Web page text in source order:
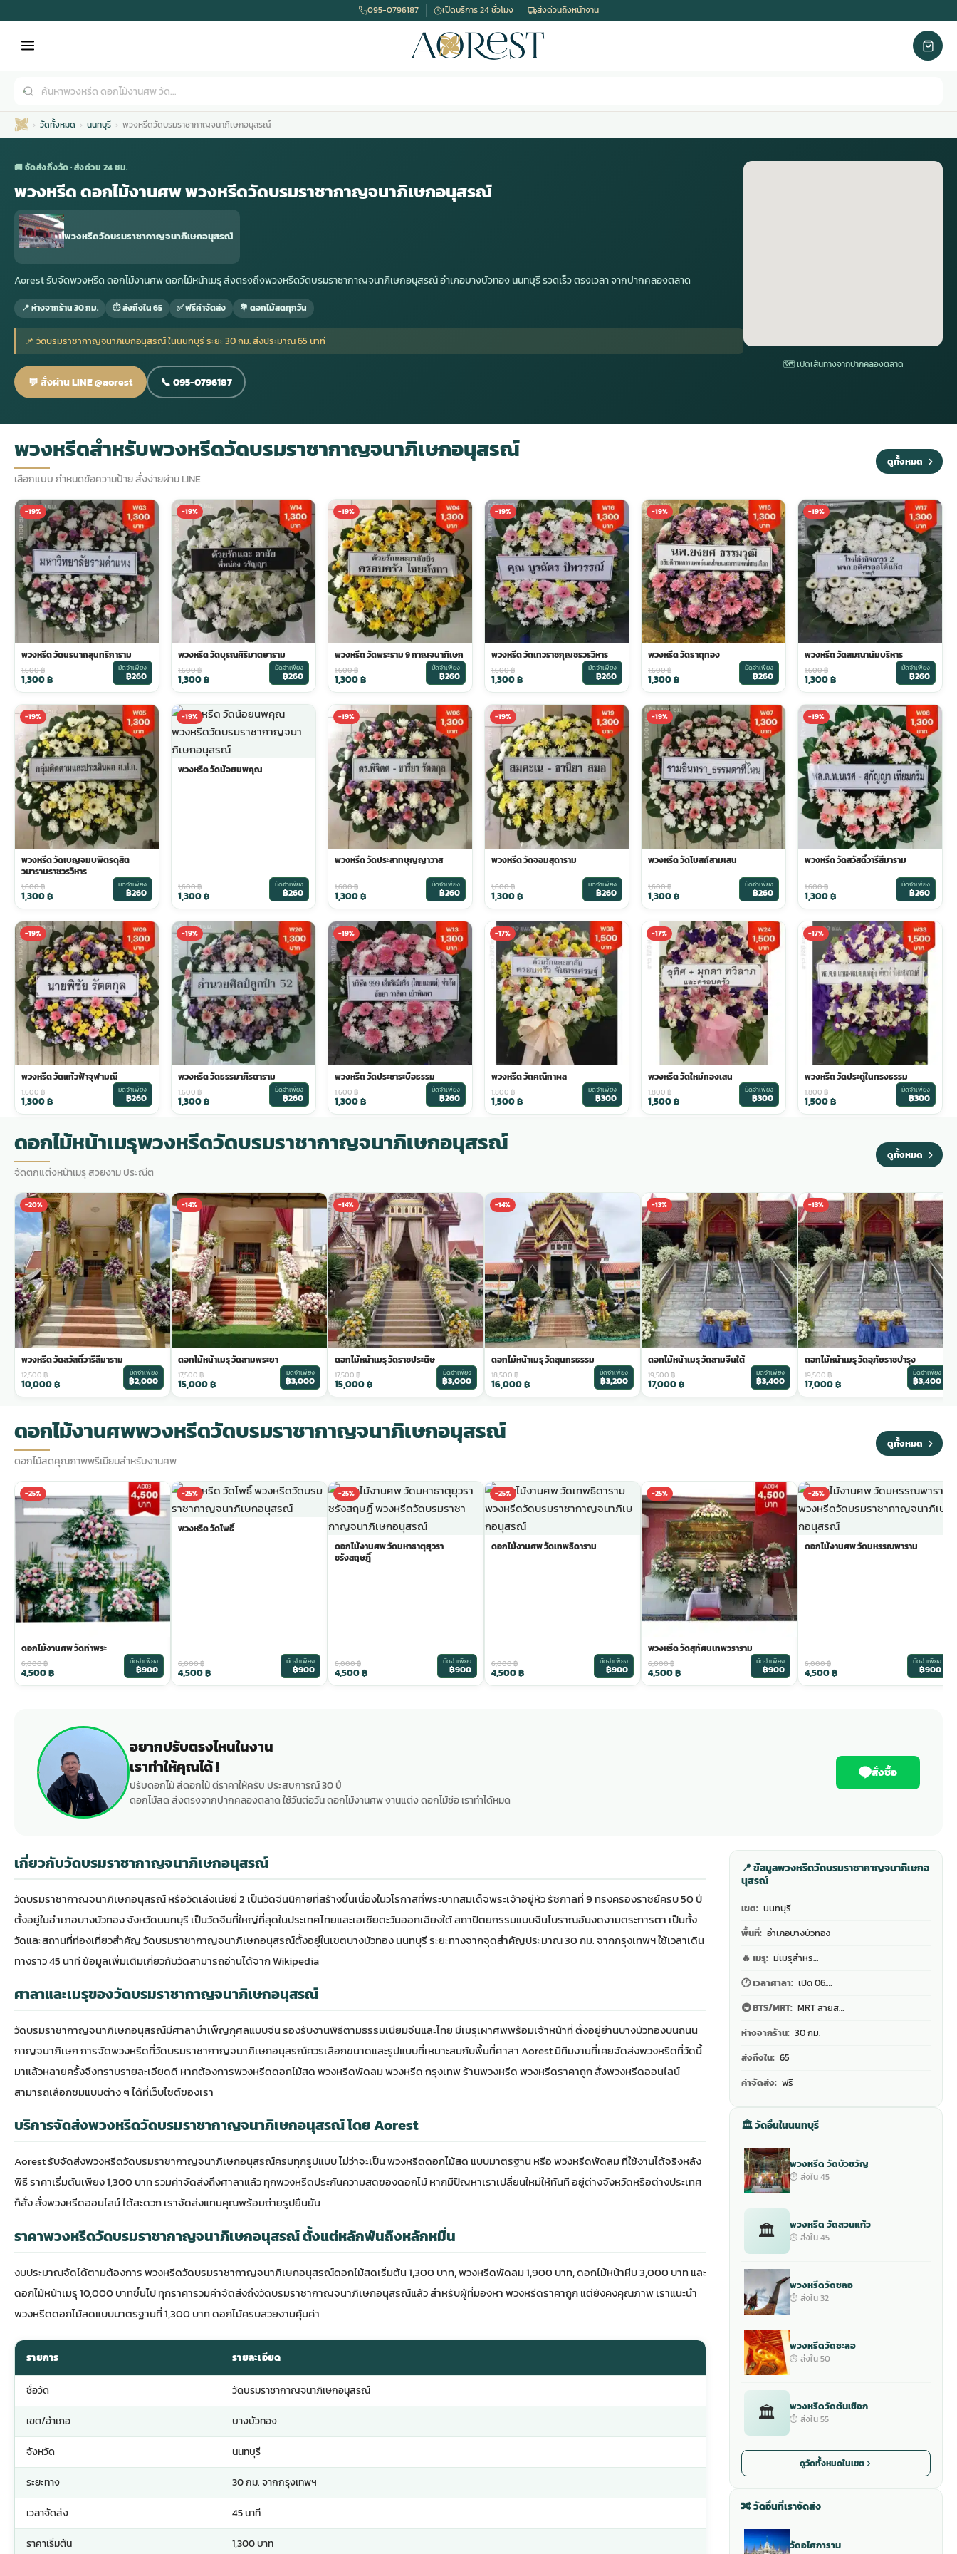
ดอกไม้หน้าศพ
ดอกไม้จัดงานศพ
จัดดอกไม้หน้าศพ
ดอกไม้หน้าหีบ
ดอกไม้หน้างานศพ
ดอกไม้หน้าโลง
จัดดอกไม้หน้าโลง
ดอกไม้ศพ
ดอกไม้งานศพ ส่งด่วน
ดอกไม้งานศพ กรุงเทพ
ดอกไม้งานศพ ปากคลองตลาด
ร้านดอกไม้งานศพ ใกล้ฉัน
ดอกไม้งานศพ ราคาถูก
จัดดอกไม้งานศพ ราคา
ดอกไม้งานศพ ส่งฟรี
ดอกไม้งานศพ ออนไลน์
พวงดอกไม้งานศพ
tpdecorate ปูพื้น
พวงหรีด กรุงเทพ
พวงหรีดราคา
สั่งพวงหรีด
ร้านพวงหรีด
ดอกไม้พวงหรีด
พวงหรีดปทุม
พวงหรีด ปากคลองตลาด
พวงหรีดราคาถูก
พวงหรีดดอกไม้สด
พวงหรีดดอกไม้สด ราคาถูก
สั่งพวงหรีด ออนไลน์
ส่งพวงหรีด ด่วน กรุงเทพ
ร้านพวงหรีด กรุงเทพ ส่งฟรี
พวงหรีด ปากคลองตลาด ราคา
พวงหรีด ส่งด่วน วันนี้
น้าเมรุ
มรุสีขาว
ไม้หน้าเมรุ
กไม้หน้าเมรุ
น้าเมรุ ราคา
ม้หน้าเมรุ
มรุ ราคาถูก
ม้หน้าเมรุ
ระดับเมรุ
มรุ ออนไลน์
มรุ ส่งด่วน
น้าเมรุ กรุงเทพ
ไม้งานแต่ง
ไม้งานแต่ง ราคา
ไม้งานแต่ง ราคาถูก
ไม้งานแต่ง กรุงเทพ
อกไม้งานแต่ง
ดอกไม้งานแต่ง
พวงหรีดพัดลม
พวงหรีดพัดลม ราคา
พวงหรีดพัดลม ราคาถูก
พวงหรีดพัดลม กรุงเทพ
พวงหรีดพัดลม ส่งด่วน
สั่งพวงหรีดพัดลม
พวงหรีดพัดลม ปากคลองตลาด
พวงหรีดพัดลม แบบสวยๆ
รับจัดงานศพ
รับจัดงานศพ ราคา
รับจัดงานศพ ครบวงจร
รับจัดงานศพ กรุงเทพ
แพ็คเกจจัดงานศพ
ค่าใช้จ่ายจัดงานศพ
ขั้นตอนจัดงานศพ
จัดงานศพ ราคาถูก
095-0796187 เปิดบริการ 24 ชั่วโมง ส่งด่วนถึงหน้างาน
วัดทั้งหมด นนทบุรี พวงหรีดวัดบรมราชากาญจนาภิเษกอนุสรณ์
🚚 จัดส่งถึงวัด · ส่งด่วน 24 ชม.
พวงหรีด ดอกไม้งานศพ พวงหรีดวัดบรมราชากาญจนาภิเษกอนุสรณ์
พวงหรีดวัดบรมราชากาญจนาภิเษกอนุสรณ์
Aorest รับจัดพวงหรีด ดอกไม้งานศพ ดอกไม้หน้าเมรุ ส่งตรงถึงพวงหรีดวัดบรมราชากาญจนาภิเษกอนุสรณ์ อำเภอบางบัวทอง นนทบุรี รวดเร็ว ตรงเวลา จากปากคลองตลาด
📍 ห่างจากร้าน 30 กม. ⏱ ส่งถึงใน 65 ✅ ฟรีค่าจัดส่ง 💐 ดอกไม้สดทุกวัน
📌 วัดบรมราชากาญจนาภิเษกอนุสรณ์ ในนนทบุรี ระยะ 30 กม. ส่งประมาณ 65 นาที
💬 สั่งผ่าน LINE @aorest 📞 095-0796187
🗺 เปิดเส้นทางจากปากคลองตลาด
พวงหรีดสำหรับพวงหรีดวัดบรมราชากาญจนาภิเษกอนุสรณ์
เลือกแบบ กำหนดข้อความป้าย สั่งง่ายผ่าน LINE
ดูทั้งหมด
-19%
พวงหรีด วัดนรนาถสุนทริการาม
1,600฿
1,300฿
มัดจำเพียง
฿260
-19%
พวงหรีด วัดบุรณศิริมาตยาราม
1,600฿
1,300฿
มัดจำเพียง
฿260
-19%
พวงหรีด วัดพระราม 9 กาญจนาภิเษก
1,600฿
1,300฿
มัดจำเพียง
฿260
-19%
พวงหรีด วัดเทวราชกุญชรวรวิหาร
1,600฿
1,300฿
มัดจำเพียง
฿260
-19%
พวงหรีด วัดธาตุทอง
1,600฿
1,300฿
มัดจำเพียง
฿260
-19%
พวงหรีด วัดสมณานัมบริหาร
1,600฿
1,300฿
มัดจำเพียง
฿260
-19%
พวงหรีด วัดเบญจมบพิตรดุสิต
วนารามราชวรวิหาร
1,600฿
1,300฿
มัดจำเพียง
฿260
-19%
พวงหรีด วัดน้อยนพคุณ
1,600฿
1,300฿
มัดจำเพียง
฿260
-19%
พวงหรีด วัดประสาทบุญญาวาส
1,600฿
1,300฿
มัดจำเพียง
฿260
-19%
พวงหรีด วัดจอมสุดาราม
1,600฿
1,300฿
มัดจำเพียง
฿260
-19%
พวงหรีด วัดโบสถ์สามเสน
1,600฿
1,300฿
มัดจำเพียง
฿260
-19%
พวงหรีด วัดสวัสดิ์วารีสีมาราม
1,600฿
1,300฿
มัดจำเพียง
฿260
-19%
พวงหรีด วัดแก้วฟ้าจุฬามณี
1,600฿
1,300฿
มัดจำเพียง
฿260
-19%
พวงหรีด วัดธรรมาภิรตาราม
1,600฿
1,300฿
มัดจำเพียง
฿260
-19%
พวงหรีด วัดประชาระบือธรรม
1,600฿
1,300฿
มัดจำเพียง
฿260
-17%
พวงหรีด วัดคณิกาผล
1,800฿
1,500฿
มัดจำเพียง
฿300
-17%
พวงหรีด วัดใหม่ทองเสน
1,800฿
1,500฿
มัดจำเพียง
฿300
-17%
พวงหรีด วัดประดู่ในทรงธรรม
1,800฿
1,500฿
มัดจำเพียง
฿300
ดอกไม้หน้าเมรุพวงหรีดวัดบรมราชากาญจนาภิเษกอนุสรณ์
จัดตกแต่งหน้าเมรุ สวยงาม ประณีต
ดูทั้งหมด
-20%
พวงหรีด วัดสวัสดิ์วารีสีมาราม
12,500฿
10,000฿
มัดจำเพียง
฿2,000
-14%
ดอกไม้หน้าเมรุ วัดสามพระยา
17,500฿
15,000฿
มัดจำเพียง
฿3,000
-14%
ดอกไม้หน้าเมรุ วัดราชประดิษ
17,500฿
15,000฿
มัดจำเพียง
฿3,000
-14%
ดอกไม้หน้าเมรุ วัดสุนทรธรรม
18,500฿
16,000฿
มัดจำเพียง
฿3,200
-13%
ดอกไม้หน้าเมรุ วัดสามจีนใต้
19,500฿
17,000฿
มัดจำเพียง
฿3,400
-13%
ดอกไม้หน้าเมรุ วัดอุภัยราชบำรุง
19,500฿
17,000฿
มัดจำเพียง
฿3,400
ดอกไม้งานศพพวงหรีดวัดบรมราชากาญจนาภิเษกอนุสรณ์
ดอกไม้สดคุณภาพพรีเมียมสำหรับงานศพ
ดูทั้งหมด
-25%
ดอกไม้งานศพ วัดท่าพระ
6,000฿
4,500฿
มัดจำเพียง
฿900
-25%
พวงหรีด วัดโพธิ์
6,000฿
4,500฿
มัดจำเพียง
฿900
-25%
ดอกไม้งานศพ วัดมหาธาตุยุวรา
ชรังสฤษฎิ์
6,000฿
4,500฿
มัดจำเพียง
฿900
-25%
ดอกไม้งานศพ วัดเทพธิดาราม
6,000฿
4,500฿
มัดจำเพียง
฿900
-25%
พวงหรีด วัดสุทัศนเทพวราราม
6,000฿
4,500฿
มัดจำเพียง
฿900
-25%
ดอกไม้งานศพ วัดมหรรณพาราม
6,000฿
4,500฿
มัดจำเพียง
฿900
อยากปรับตรงไหนในงาน
เราทำให้คุณได้ !
ปรับดอกไม้ สีดอกไม้ ตีราคาให้ครับ ประสบการณ์ 30 ปี
ดอกไม้สด ส่งตรงจากปากคลองตลาด ใช้วันต่อวัน ดอกไม้งานศพ งานแต่ง ดอกไม้ช่อ เราทำได้หมด
สั่งซื้อ
เกี่ยวกับวัดบรมราชากาญจนาภิเษกอนุสรณ์
วัดบรมราชากาญจนาภิเษกอนุสรณ์ หรือวัดเล่งเน่ยยี่ 2 เป็นวัดจีนนิกายที่สร้างขึ้นเนื่องในวโรกาสที่พระบาทสมเด็จพระเจ้าอยู่หัว รัชกาลที่ 9 ทรงครองราชย์ครบ 50 ปี
ตั้งอยู่ในอำเภอบางบัวทอง จังหวัดนนทบุรี เป็นวัดจีนที่ใหญ่ที่สุดในประเทศไทยและเอเชียตะวันออกเฉียงใต้ สถาปัตยกรรมแบบจีนโบราณอันงดงามตระการตา เป็นทั้ง
วัดและสถานที่ท่องเที่ยวสำคัญ วัดบรมราชากาญจนาภิเษกอนุสรณ์ตั้งอยู่ในเขตบางบัวทอง นนทบุรี ระยะทางจากจุดสำคัญประมาณ 30 กม. จากกรุงเทพฯ ใช้เวลาเดิน
ทางราว 45 นาที ข้อมูลเพิ่มเติมเกี่ยวกับวัดสามารถอ่านได้จากWikipedia
ศาลาและเมรุของวัดบรมราชากาญจนาภิเษกอนุสรณ์
วัดบรมราชากาญจนาภิเษกอนุสรณ์มีศาลาบำเพ็ญกุศลแบบจีน รองรับงานพิธีตามธรรมเนียมจีนและไทย มีเมรุเผาศพพร้อมเจ้าหน้าที่ ตั้งอยู่ย่านบางบัวทองบนถนน
กาญจนาภิเษก การจัดพวงหรีดที่วัดบรมราชากาญจนาภิเษกอนุสรณ์ควรเลือกขนาดและรูปแบบที่เหมาะสมกับพื้นที่ศาลา Aorest มีทีมงานที่เคยจัดส่งพวงหรีดที่วัดนี้
มาแล้วหลายครั้งจึงทราบรายละเอียดดี หากต้องการพวงหรีดดอกไม้สดพวงหรีดพัดลมพวงหรีด กรุงเทพร้านพวงหรีดพวงหรีดราคาถูกสั่งพวงหรีดออนไลน์
สามารถเลือกชมแบบต่าง ๆ ได้ที่เว็บไซต์ของเรา
บริการจัดส่งพวงหรีดวัดบรมราชากาญจนาภิเษกอนุสรณ์ โดย Aorest
Aorest รับจัดส่งพวงหรีดวัดบรมราชากาญจนาภิเษกอนุสรณ์ครบทุกรูปแบบ ไม่ว่าจะเป็นพวงหรีดดอกไม้สด แบบมาตรฐาน หรือพวงหรีดพัดลมที่ใช้งานได้จริงหลัง
พิธี ราคาเริ่มต้นเพียง 1,300 บาท รวมค่าจัดส่งถึงศาลาแล้ว ทุกพวงหรีดประกันความสดของดอกไม้ หากมีปัญหาเราเปลี่ยนใหม่ให้ทันที อยู่ต่างจังหวัดหรือต่างประเทศ
ก็สั่งสั่งพวงหรีดออนไลน์ได้สะดวก เราจัดส่งแทนคุณพร้อมถ่ายรูปยืนยัน
ราคาพวงหรีดวัดบรมราชากาญจนาภิเษกอนุสรณ์ ตั้งแต่หลักพันถึงหลักหมื่น
งบประมาณจัดได้ตามต้องการ พวงหรีดวัดบรมราชากาญจนาภิเษกอนุสรณ์ดอกไม้สดเริ่มต้น 1,300 บาท, พวงหรีดพัดลม 1,900 บาท, ดอกไม้หน้าหีบ 3,000 บาท และ
ดอกไม้หน้าเมรุ 10,000 บาทขึ้นไป ทุกราคารวมค่าจัดส่งถึงวัดบรมราชากาญจนาภิเษกอนุสรณ์แล้ว สำหรับผู้ที่มองหาพวงหรีดราคาถูกแต่ยังคงคุณภาพ เราแนะนำ
พวงหรีดดอกไม้สดแบบมาตรฐานที่ 1,300 บาท ดอกไม้ครบสวยงามคุ้มค่า
รายการ รายละเอียด
ชื่อวัด วัดบรมราชากาญจนาภิเษกอนุสรณ์
เขต/อำเภอ บางบัวทอง
จังหวัด นนทบุรี
ระยะทาง 30 กม. จากกรุงเทพฯ
เวลาจัดส่ง 45 นาที
ราคาเริ่มต้น 1,300 บาท
📍 ข้อมูลพวงหรีดวัดบรมราชากาญจนาภิเษกอ
นุสรณ์
เขต: นนทบุรี
พื้นที่: อำเภอบางบัวทอง
🔥 เมรุ: มีเมรุสำหร…
🕐 เวลาศาลา: เปิด 06.…
🚇 BTS/MRT: MRT สายส…
ห่างจากร้าน: 30 กม.
ส่งถึงใน: 65
ค่าจัดส่ง: ฟรี
🏛 วัดอื่นในนนทบุรี
พวงหรีด วัดบัวขวัญ
⏱ ส่งใน 45
🏛 พวงหรีด วัดสวนแก้ว
⏱ ส่งใน 45
พวงหรีดวัดชลอ
⏱ ส่งใน 32
พวงหรีดวัดชะลอ
⏱ ส่งใน 50
🏛 พวงหรีดวัดต้นเชือก
⏱ ส่งใน 55
ดูวัดทั้งหมดในเขต
🔀 วัดอื่นที่เราจัดส่ง
วัดอโศการาม